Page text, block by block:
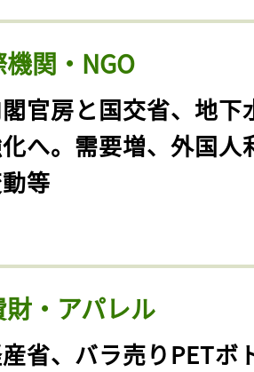
関・NGO
閣官房と国交省、地下
へ。需要増、外国人
等
・アパレル
産省、バラ売りPETボ